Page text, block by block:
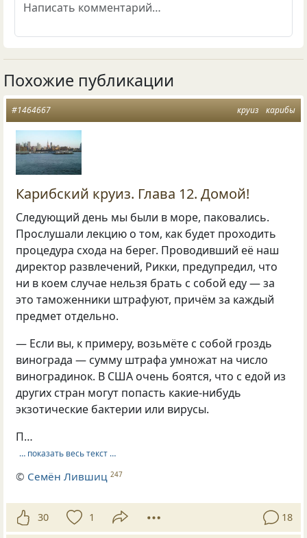
Похожие публикации
круиз карибы
#1464667
Карибский круиз. Глава 12. Домой!
Следующий день мы были в море, паковались.
Прослушали лекцию о том, как будет проходить
процедура схода на берег. Проводивший её наш
директор развлечений, Рикки, предупредил, что
ни в коем случае нельзя брать с собой еду — за
это таможенники штрафуют, причём за каждый
предмет отдельно.
— Если вы, к примеру, возьмёте с собой гроздь
винограда — сумму штрафа умножат на число
виноградинок. В США очень боятся, что с едой из
других стран могут попасть какие-нибудь
экзотические бактерии или вирусы.
П…
… показать весь текст …
© Семён Лившиц 247
30 1 18